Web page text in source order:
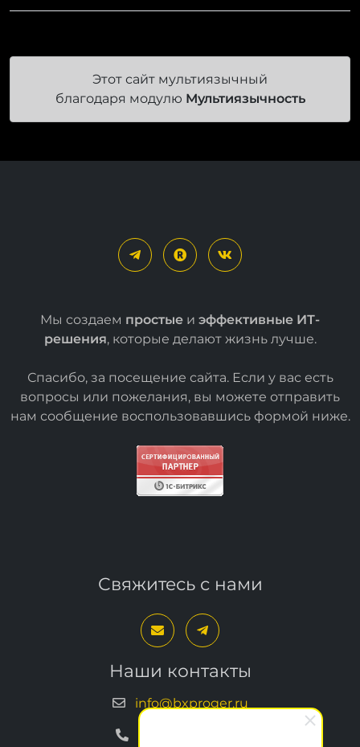
Этот сайт мультиязычный
благодаря модулюМультиязычность
Мы создаемпростыеиэффективные ИТ-
Спасибо, за посещение сайта. Если у вас есть
вопросы или пожелания, вы можете отправить
нам сообщение воспользовавшись формой
Свяжитесь с нами
Наши контакты